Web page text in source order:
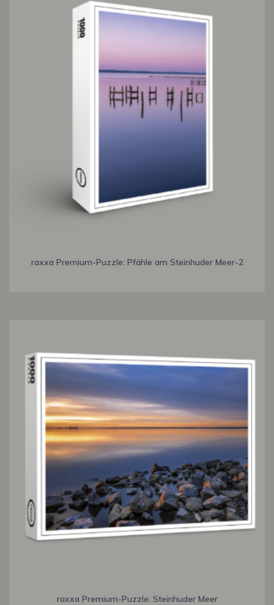
raxxa Premium-Puzzle: Pfähle am Steinhuder Meer-2
raxxa Premium-Puzzle: Steinhuder Meer